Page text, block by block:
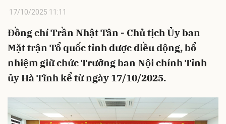
17/10/2025 11:11
Đồng chí Trần Nhật Tân - Chủ tịch Ủy ban
Mặt trận Tổ quốc tỉnh được điều động, bổ
nhiệm giữ chức Trưởng ban Nội chính Tỉnh
ủy Hà Tĩnh kể từ ngày 17/10/2025.
Hủy Gửi